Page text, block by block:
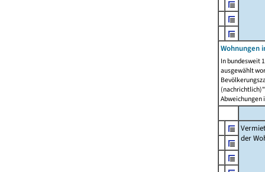
Wohnungen
In bundesweit
ausgewählt
Abweichungen
der